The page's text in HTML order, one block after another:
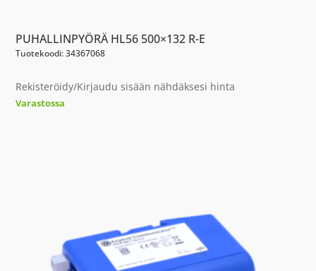
PUHALLINPYÖRÄ HL56 500×132 R-E
Tuotekoodi: 34367068
Rekisteröidy/Kirjaudu sisään nähdäksesi hinta
Varastossa